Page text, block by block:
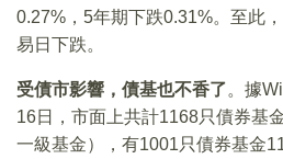
0.27%，5年期下跌0.31%。至此
易日下跌。
受債市影響，債基也不香了。據
16日，市面上共計1168只債券基
一級基金），有1001只債券基金